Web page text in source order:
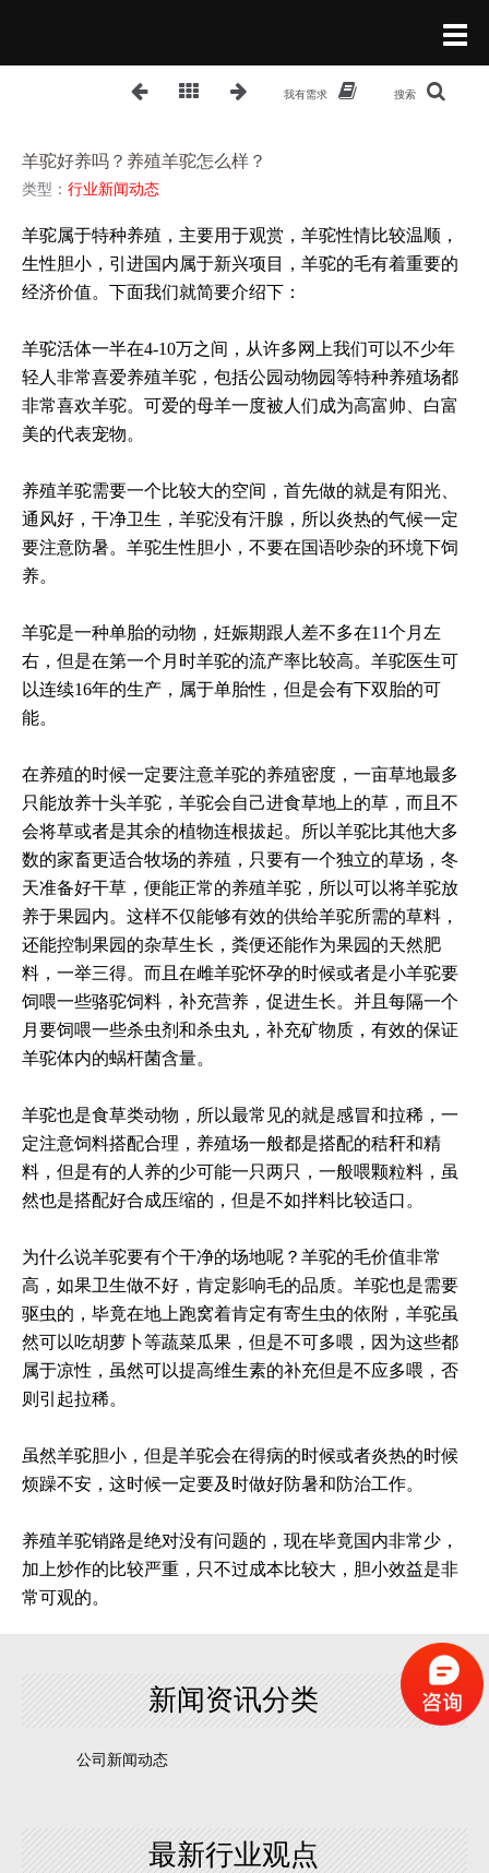
我有需求 搜索
羊驼好养吗？养殖羊驼怎么样？
类型： 行业新闻动态
羊驼属于特种养殖，主要用于观赏，羊驼性情比较温顺，
生性胆小，引进国内属于新兴项目，羊驼的毛有着重要的
经济价值。下面我们就简要介绍下：
羊驼活体一半在4-10万之间，从许多网上我们可以不少年
轻人非常喜爱养殖羊驼，包括公园动物园等特种养殖场都
非常喜欢羊驼。可爱的母羊一度被人们成为高富帅、白富
美的代表宠物。
养殖羊驼需要一个比较大的空间，首先做的就是有阳光、
通风好，干净卫生，羊驼没有汗腺，所以炎热的气候一定
要注意防暑。羊驼生性胆小，不要在国语吵杂的环境下饲
养。
羊驼是一种单胎的动物，妊娠期跟人差不多在11个月左
右，但是在第一个月时羊驼的流产率比较高。羊驼医生可
以连续16年的生产，属于单胎性，但是会有下双胎的可
能。
在养殖的时候一定要注意羊驼的养殖密度，一亩草地最多
只能放养十头羊驼，羊驼会自己进食草地上的草，而且不
会将草或者是其余的植物连根拔起。所以羊驼比其他大多
数的家畜更适合牧场的养殖，只要有一个独立的草场，冬
天准备好干草，便能正常的养殖羊驼，所以可以将羊驼放
养于果园内。这样不仅能够有效的供给羊驼所需的草料，
还能控制果园的杂草生长，粪便还能作为果园的天然肥
料，一举三得。而且在雌羊驼怀孕的时候或者是小羊驼要
饲喂一些骆驼饲料，补充营养，促进生长。并且每隔一个
月要饲喂一些杀虫剂和杀虫丸，补充矿物质，有效的保证
羊驼体内的蜗杆菌含量。
羊驼也是食草类动物，所以最常见的就是感冒和拉稀，一
定注意饲料搭配合理，养殖场一般都是搭配的秸秆和精
料，但是有的人养的少可能一只两只，一般喂颗粒料，虽
然也是搭配好合成压缩的，但是不如拌料比较适口。
为什么说羊驼要有个干净的场地呢？羊驼的毛价值非常
高，如果卫生做不好，肯定影响毛的品质。羊驼也是需要
驱虫的，毕竟在地上跑窝着肯定有寄生虫的依附，羊驼虽
然可以吃胡萝卜等蔬菜瓜果，但是不可多喂，因为这些都
属于凉性，虽然可以提高维生素的补充但是不应多喂，否
则引起拉稀。
虽然羊驼胆小，但是羊驼会在得病的时候或者炎热的时候
烦躁不安，这时候一定要及时做好防暑和防治工作。
养殖羊驼销路是绝对没有问题的，现在毕竟国内非常少，
加上炒作的比较严重，只不过成本比较大，胆小效益是非
常可观的。
新闻资讯分类
公司新闻动态
最新行业观点